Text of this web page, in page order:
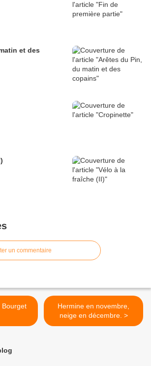
et des
un commentaire
Bourget
Hermine en novembre,
neige en décembre. >